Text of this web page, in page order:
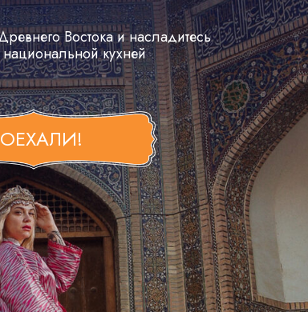
Востока и насладитесь
кухней